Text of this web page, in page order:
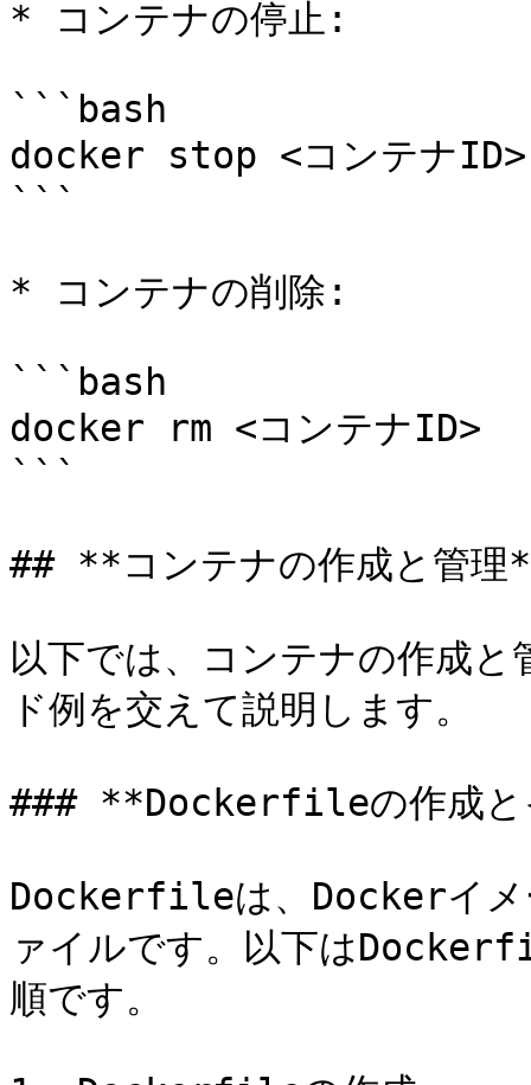
* コンテナの停止:
```bash
docker stop <コンテナID>
```
* コンテナの削除:
```bash
docker rm <コンテナID>
```
## **コンテナの作成と管理
以下では、コンテナの作成
ド例を交えて説明します。
### **Dockerfileの作成と
Dockerfileは、Dockerイメ
ァイルです。以下は
順です。